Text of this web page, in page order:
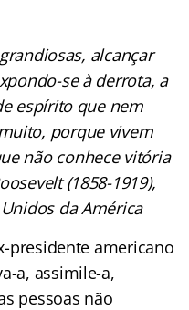
alcançar
se à derrota, a
espírito que nem
porque vivem
não conhece vitória
(1858-1919),
da América
presidente americano
a, assimile-a,
pessoas não